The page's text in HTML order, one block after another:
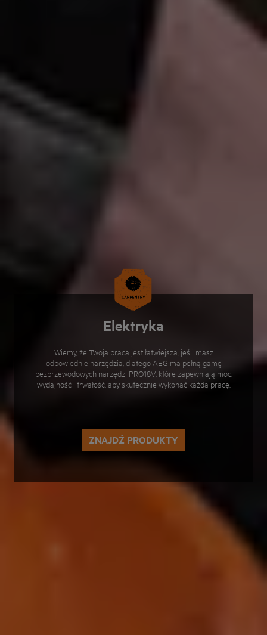
Elektryka
Wiemy, że Twoja praca jest łatwiejsza, jeśli masz
odpowiednie narzędzia, dlatego AEG ma pełną gamę
bezprzewodowych narzędzi PRO18V, które zapewniają moc,
wydajność i trwałość, aby skutecznie wykonać każdą pracę.
ZNAJDŹ PRODUKTY